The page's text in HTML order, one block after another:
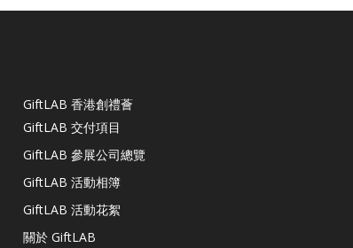
GiftLAB 香港創禮薈
GiftLAB 交付項目
GiftLAB 參展公司總覽
GiftLAB 活動相簿
GiftLAB 活動花絮
關於 GiftLAB